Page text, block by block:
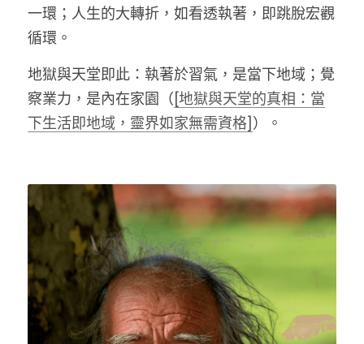
一環；人生的大轉折，如看透執著，即跳脫宏觀
循環。
地獄與天堂即此：執著於習氣，是當下地域；覺
察業力，是內在家園（ [地獄與天堂的真相：當
下生活即地域，靈界如家無需資格] ）。